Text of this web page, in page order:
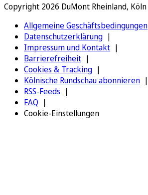
Copyright 2026 DuMont Rheinland, Köln
Allgemeine Geschäftsbedingungen
Datenschutzerklärung
Impressum und Kontakt
Barrierefreiheit
Cookies & Tracking
Kölnische Rundschau abonnieren
RSS-Feeds
FAQ
Cookie-Einstellungen